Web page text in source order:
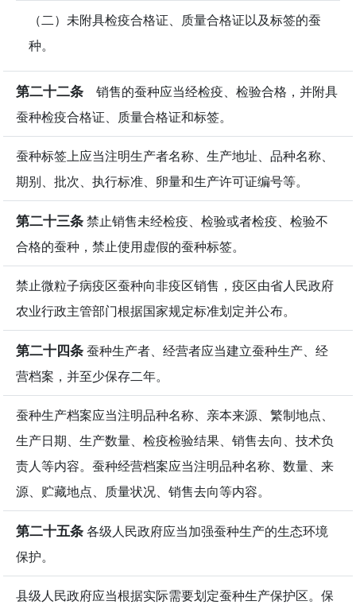
（二）未附具检疫合格证、质量合格证以及标签的蚕
种。
第二十二条 销售的蚕种应当经检疫、检验合格，并附具
蚕种检疫合格证、质量合格证和标签。
蚕种标签上应当注明生产者名称、生产地址、品种名称、
期别、批次、执行标准、卵量和生产许可证编号等。
第二十三条禁止销售未经检疫、检验或者检疫、检验不
合格的蚕种，禁止使用虚假的蚕种标签。
禁止微粒子病疫区蚕种向非疫区销售，疫区由省人民政府
农业行政主管部门根据国家规定标准划定并公布。
第二十四条蚕种生产者、经营者应当建立蚕种生产、经
营档案，并至少保存二年。
蚕种生产档案应当注明品种名称、亲本来源、繁制地点、
生产日期、生产数量、检疫检验结果、销售去向、技术负
责人等内容。蚕种经营档案应当注明品种名称、数量、来
源、贮藏地点、质量状况、销售去向等内容。
第二十五条各级人民政府应当加强蚕种生产的生态环境
保护。
县级人民政府应当根据实际需要划定蚕种生产保护区。保